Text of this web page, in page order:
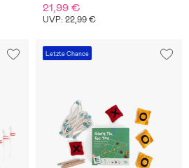
21,99 €
UVP: 22,99 €
Letzte Chance